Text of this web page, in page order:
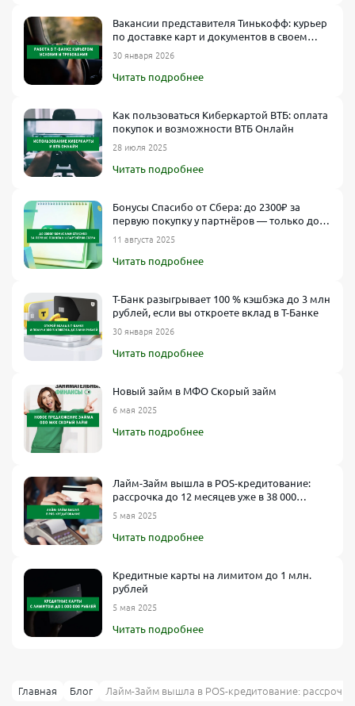
Вакансии представителя Тинькофф: курьер
по доставке карт и документов в своем
городе
30 января 2026
Читать подробнее
Как пользоваться Киберкартой ВТБ: оплата
покупок и возможности ВТБ Онлайн
28 июля 2025
Читать подробнее
Бонусы Спасибо от Сбера: до 2300₽ за
первую покупку у партнёров — только до
14 мая
11 августа 2025
Читать подробнее
Т-Банк разыгрывает 100 % кэшбэка до 3 млн
рублей, если вы откроете вклад в Т-Банке
30 января 2026
Читать подробнее
Новый займ в МФО Скорый займ
6 мая 2025
Читать подробнее
Лайм-Займ вышла в POS-кредитование:
рассрочка до 12 месяцев уже в 38 000
торговых точек
5 мая 2025
Читать подробнее
Кредитные карты на лимитом до 1 млн.
рублей
5 мая 2025
Читать подробнее
Главная Блог Лайм-Займ вышла в POS-кредитование: рассрочка